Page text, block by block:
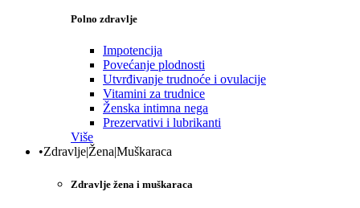
Polno zdravlje
Impotencija
Povećanje plodnosti
Utvrđivanje trudnoće i ovulacije
Vitamini za trudnice
Ženska intimna nega
Prezervativi i lubrikanti
Više
•Zdravlje|Žena|Muškaraca
Zdravlje žena i muškaraca